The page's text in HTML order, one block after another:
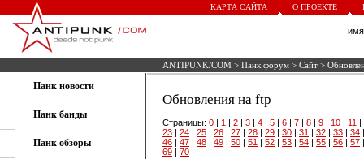
КАРТА САЙТА О ПРОЕКТЕ
ANTIPUNK/COM > Панк форум > Сайт >
Панк новости
Панк банды
Панк обзоры
Обновления на ftp
Страницы: 0 | 1 | 2 | 3 | 4 | 5 | 6 | 7 | 8 | 9 | 10 | 11 |
23 | 24 | 25 | 26 | 27 | 28 | 29 | 30 | 31 | 32 | 33 | 34
46 | 47 | 48 | 49 | 50 | 51 | 52 | 53 | 54 | 55 | 56 | 57
69 | 70